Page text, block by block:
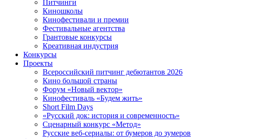
Питчинги
Киношколы
Кинофестивали и премии
Фестивальные агентства
Грантовые конкурсы
Креативная индустрия
Конкурсы
Проекты
Всероссийский питчинг дебютантов 2026
Кино большой страны
Форум «Новый вектор»
Кинофестиваль «Будем жить»
Short Film Days
«Русский док: история и современность»
Сценарный конкурс «Метод»
Русские веб-сериалы: от бумеров до зумеров